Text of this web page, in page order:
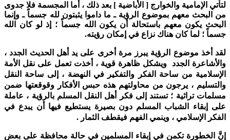
لتأتي الإمامية والخوارج [ الأباضية ] بعد ذلك ، أما المجسمة فلا جدوى
من البحث معهم بموضوع الرؤية ـ ما داموا يثبتون لله جسماً ـ وإنما
البحث يكون معهم باستحالة أن يكون الله جسماً ؛ إذ لو كان الله
جسماً ؛ لما كان هناك نزاع في إمكان رؤيته.
لقد أخذ موضوع الرؤية يبرز مرة أخرى على يد أهل الحديث الجدد ،
والأشاعرة الجدد ويشكل ظاهرة قوية ، أخذت تعمل على نقل الأمة
الإسلامية من ساحة الفكر والتفكير في النهضة ، إلى ساحة النقل
والتسليم ، يرجون من محاولتهم هذه حبس الأفكار وقوقعتها ضمن
مسلمات تراثية ؛ تستند إلى فكر أهل النقل المسلم بالرؤية ، عاملة
على إبقاء الشباب المسلم دون بصيرة يستطيع فيها أن يبدع في
الفكر الإسلامي ، وينمي الفهم فيقطف الثمار .
إنَّ الخطورة تكمن في إبقاء المسلمين في حالة محافظة على بعض